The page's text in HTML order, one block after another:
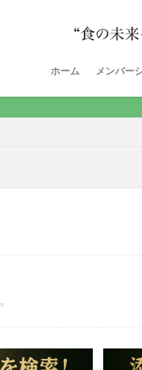
ホーム メンバー